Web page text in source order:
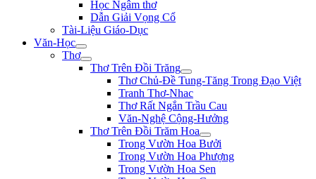
Học Ngâm thơ
Dẫn Giải Vọng Cổ
Tài-Liệu Giáo-Dục
Văn-Học
Thơ
Thơ Trên Đồi Trăng
Thơ Chủ-Đề Tung-Tăng Trong Đạo Việt
Tranh Thơ-Nhac
Thơ Rất Ngắn Trầu Cau
Văn-Nghệ Cộng-Hưởng
Thơ Trên Đồi Trăm Hoa
Trong Vườn Hoa Bưởi
Trong Vườn Hoa Phượng
Trong Vườn Hoa Sen